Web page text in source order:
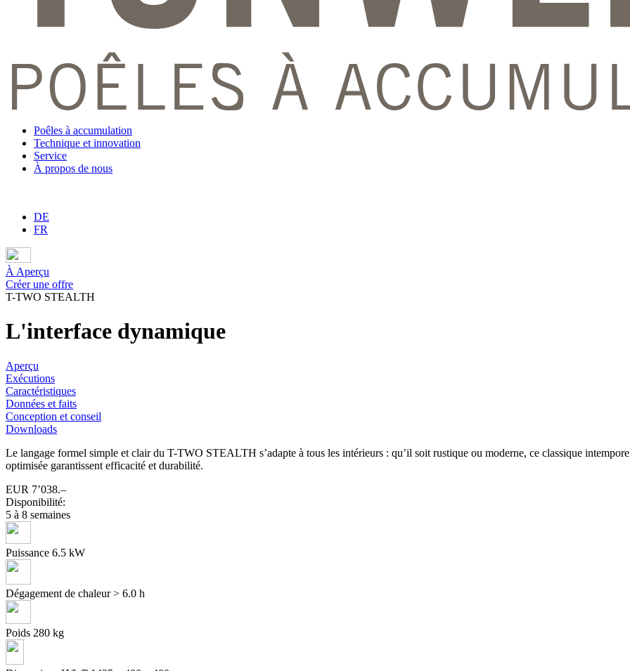
Poêles à accumulation
Technique et innovation
Service
À propos de nous
DE
FR
À Aperçu
Créer une offre
T-TWO STEALTH
L'interface dynamique
Aperçu
Exécutions
Caractéristiques
Données et faits
Conception et conseil
Downloads
Le langage formel simple et clair du T-TWO STEALTH s’adapte à tous les intérieurs : qu’il soit rustique ou moderne, ce classique
optimisée garantissent efficacité et durabilité.
EUR 7’038.–
Disponibilité:
5 à 8 semaines
Puissance 6.5 kW
Dégagement de chaleur > 6.0 h
Poids 280 kg